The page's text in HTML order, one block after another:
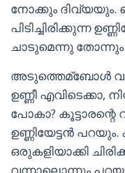
നോക്കും ദിവ്യയും.
പിടിച്ചിരിക്കുന്ന
ചാടുമെന്നു തോന്നും.
അടുത്തെമ്ബോൾ
ഉണ്ണീ എവിടെക്കാ,
പോകാ? കൂട്ടാരന്റെ
ഉണ്ണിയേട്ടൻ
ഒരുകളിയാക്കി